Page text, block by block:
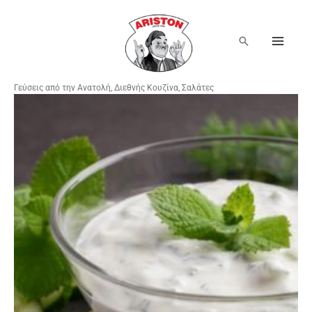
Αναζήτηση
Γεύσεις από την Ανατολή, Διεθνής Κουζίνα, Σαλάτες